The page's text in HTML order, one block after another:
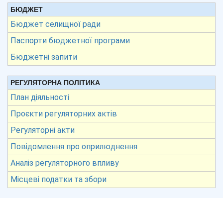
БЮДЖЕТ
Бюджет селищної ради
Паспорти бюджетної програми
Бюджетні запити
РЕГУЛЯТОРНА ПОЛІТИКА
План діяльності
Проєкти регуляторних актів
Регуляторні акти
Повідомлення про оприлюднення
Аналіз регуляторного впливу
Місцеві податки та збори